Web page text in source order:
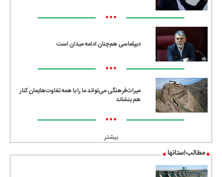
•••
دیپلماسی هم‌چنان ادامه میدان است
•••
میراث‌فرهنگی می‌تواند ما را با همه تفاوت‌هایمان کنار
هم بنشاند
•••
بیشتر
مطالب استانها